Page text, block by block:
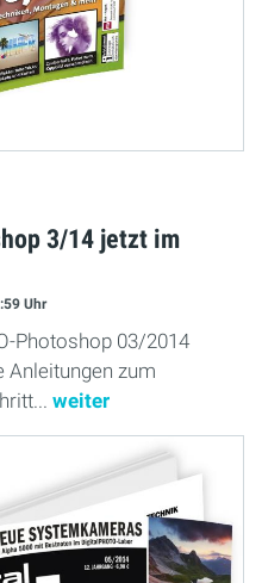
3/14 jetzt im
Uhr
Photoshop 03/2014
Anleitungen zum
weiter